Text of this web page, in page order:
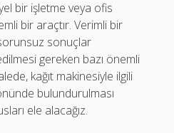
bir işletme veya ofis
bir araçtır. Verimli bir
sonuçlar
gereken bazı önemli
kağıt makinesiyle ilgili
bulundurulması
ele alacağız.